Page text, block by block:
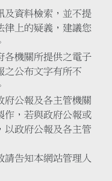
及資料檢索，並不提
律上的疑義，建議您
各機關所提供之電子
之公布文字有所不
府公報及各主管機關
作，若與政府公報或
以政府公報及各主管
請告知本網站管理人